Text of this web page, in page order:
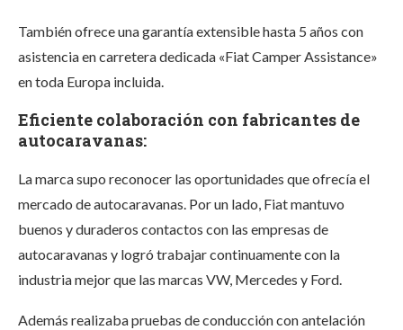
También ofrece una garantía extensible hasta 5 años con
asistencia en carretera dedicada «Fiat Camper Assistance»
en toda Europa incluida.
Eficiente colaboración con fabricantes de
autocaravanas:
La marca supo reconocer las oportunidades que ofrecía el
mercado de autocaravanas. Por un lado, Fiat mantuvo
buenos y duraderos contactos con las empresas de
autocaravanas y logró trabajar continuamente con la
industria mejor que las marcas VW, Mercedes y Ford.
Además realizaba pruebas de conducción con antelación